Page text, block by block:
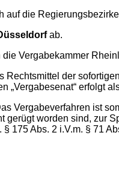
auf die Regierungsbezirke
ab.
Vergabekammer
der
„Vergabesenat“ erfolgt
Vergabeverfahren ist
worden sind,
175 Abs. 2 i.V.m. § 71